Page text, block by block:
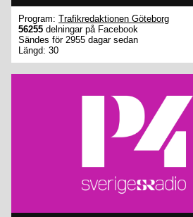
Program: Trafikredaktionen Göteborg
56255 delningar på Facebook
Sändes för 2955 dagar sedan
Längd: 30